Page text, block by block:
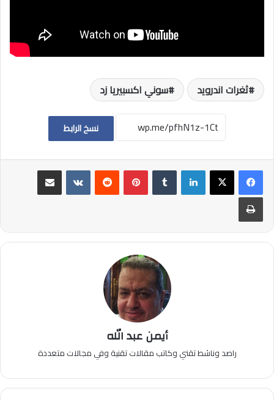
ثغرات اندرويد سوني اكسبيريا زد
نسخ الرابط
لينكدإن بينتيريست
مشاركة عبر البريد
طباعة
أيمن عبد الله
راصد وناشط تقني وكاتب مقالات تقنية وفي مجالات متعددة